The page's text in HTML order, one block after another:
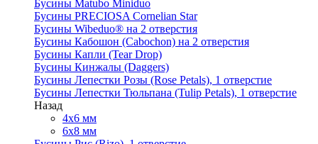
Бусины Matubo Miniduo
Бусины PRECIOSA Cornelian Star
Бусины Wibeduo® на 2 отверстия
Бусины Кабошон (Cabochon) на 2 отверстия
Бусины Капли (Tear Drop)
Бусины Кинжалы (Daggers)
Бусины Лепестки Розы (Rose Petals), 1 отверстие
Бусины Лепестки Тюльпана (Tulip Petals), 1 отверстие
Назад
4x6 мм
6x8 мм